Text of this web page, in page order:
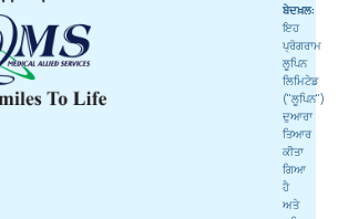
ਬੇਦਖ਼ਲ:
ਇਹ
ਪ੍ਰੋਗਰਾਮ
ਲੂਪਿਨ
ਲਿਮਿਟੇਡ
("ਲੂਪਿਨ")
ਦੁਆਰਾ
ਤਿਆਰ
ਕੀਤਾ
ਗਿਆ
ਹੈ
ਅਤੇ